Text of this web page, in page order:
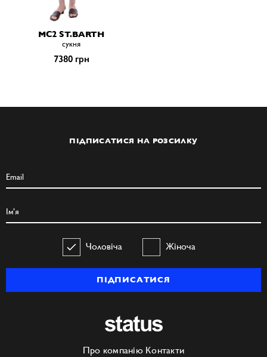
MC2 ST.BARTH
сукня
7380 грн
ПІДПИСАТИСЯ НА РОЗСИЛКУ
Чоловіча Жіноча
ПІДПИСАТИСЯ
Про компанію Контакти